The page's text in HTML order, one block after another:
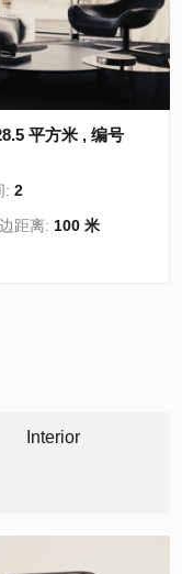
平方米 , 编号
:2
距离: 100 米
Interior